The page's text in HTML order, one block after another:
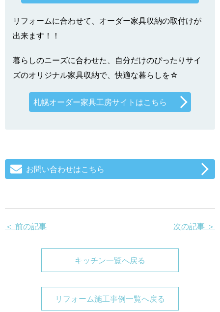
リフォームに合わせて、オーダー家具収納の取付けが
出来ます！！
暮らしのニーズに合わせた、自分だけのぴったりサイ
ズのオリジナル家具収納で、快適な暮らしを☆
札幌オーダー家具工房サイトはこちら
お問い合わせはこちら
＜ 前の記事 次の記事 ＞
キッチン一覧へ戻る
リフォーム施工事例一覧へ戻る